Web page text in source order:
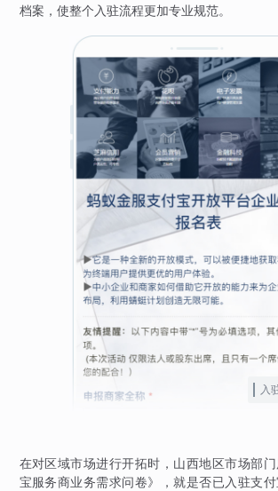
档案，使整个入驻流程更加专业规范。
入
在对区域市场进行开拓时，山西地区市场部
宝服务商业务需求问卷》，就是否已入驻支